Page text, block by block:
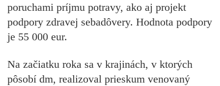
poruchami príjmu potravy, ako aj projekt
podpory zdravej sebadôvery. Hodnota podpory
je 55 000 eur.
Na začiatku roka sa v krajinách, v ktorých
pôsobí dm, realizoval prieskum venovaný